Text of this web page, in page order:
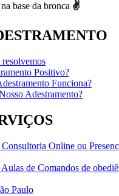
base da bronca ✌
Positivo?
Funciona?
Adestramento?
Online ou
de Comandos de
Paulo